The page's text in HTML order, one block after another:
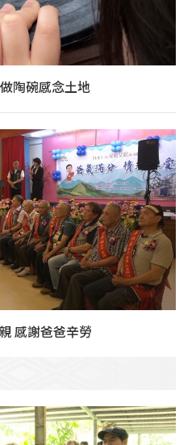
陶碗感念土地
感謝爸爸辛勞